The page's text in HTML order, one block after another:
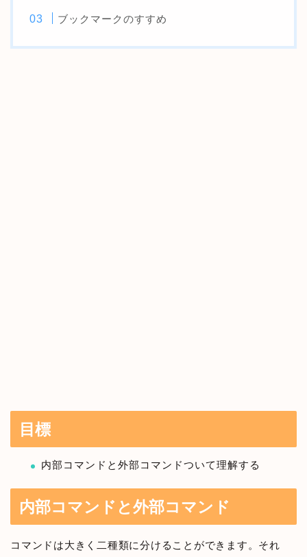
ブックマークのすすめ
目標
内部コマンドと外部コマンドついて理解する
内部コマンドと外部コマンド
コマンドは大きく二種類に分けることができます。それ